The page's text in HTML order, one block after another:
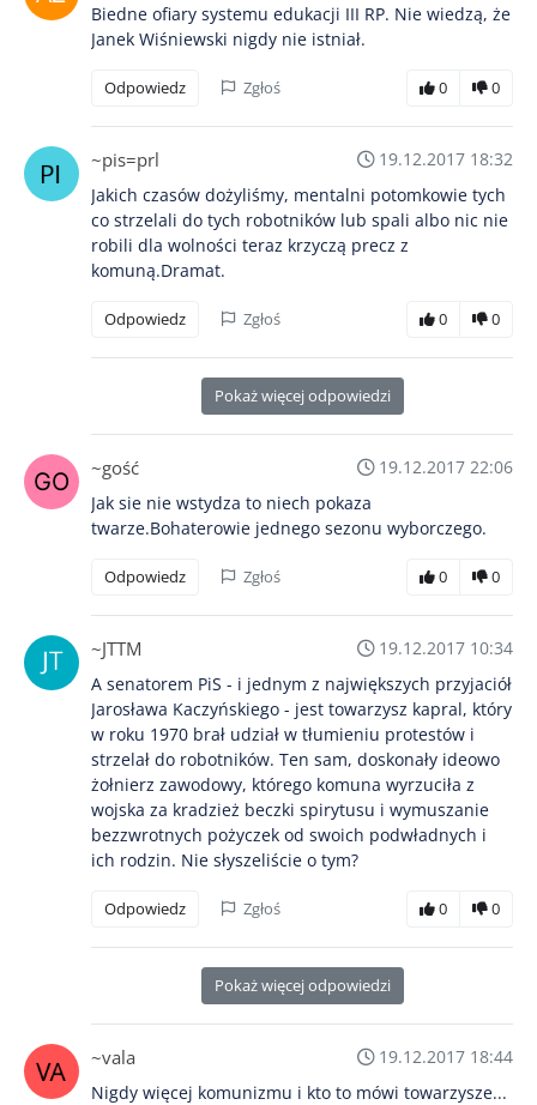
Biedne ofiary systemu edukacji III RP. Nie wiedzą, że
Janek Wiśniewski nigdy nie istniał.
Odpowiedz Zgłoś 0 0
~pis=prl
19.12.2017 18:32
Jakich czasów dożyliśmy, mentalni potomkowie tych
co strzelali do tych robotników lub spali albo nic nie
robili dla wolności teraz krzyczą precz z
komuną.Dramat.
Odpowiedz Zgłoś 0 0
Pokaż więcej odpowiedzi
~gość
19.12.2017 22:06
Jak sie nie wstydza to niech pokaza
twarze.Bohaterowie jednego sezonu wyborczego.
Odpowiedz Zgłoś 0 0
~JTTM
19.12.2017 10:34
A senatorem PiS - i jednym z największych przyjaciół
Jarosława Kaczyńskiego - jest towarzysz kapral, który
w roku 1970 brał udział w tłumieniu protestów i
strzelał do robotników. Ten sam, doskonały ideowo
żołnierz zawodowy, którego komuna wyrzuciła z
wojska za kradzież beczki spirytusu i wymuszanie
bezzwrotnych pożyczek od swoich podwładnych i
ich rodzin. Nie słyszeliście o tym?
Odpowiedz Zgłoś 0 0
Pokaż więcej odpowiedzi
~vala
19.12.2017 18:44
Nigdy więcej komunizmu i kto to mówi towarzysze...